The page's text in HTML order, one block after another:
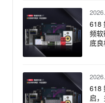
618
频
底
618
启